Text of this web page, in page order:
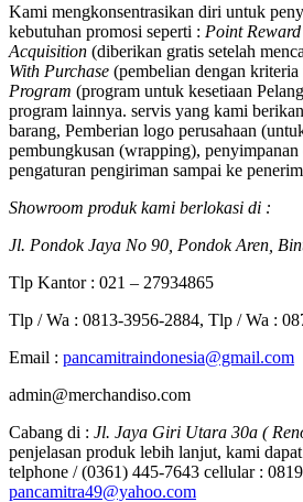
Kami mengkonsentrasikan diri untuk
kebutuhan promosi seperti : Point Reward
Acquisition (diberikan gratis setelah
With Purchase (pembelian dengan kriteria
Program (program untuk kesetiaan
program lainnya. servis yang kami
barang, Pemberian logo perusahaan
pembungkusan (wrapping),
pengaturan pengiriman sampai ke
Showroom produk kami berlokasi di :
Jl. Pondok Jaya No 90, Pondok Aren,
Tlp Kantor : 021 – 27934865
Tlp / Wa : 0813-3956-2884, Tlp / Wa :
Email : pancamitraindonesia@gmail.com
admin@merchandiso.com
Cabang di : Jl. Jaya Giri Utara 30a (
penjelasan produk lebih lanjut, kami
telphone / (0361) 445-7643 cellular :
pancamitra49@yahoo.com